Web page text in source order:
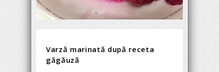
Varză marinată după receta
găgăuză